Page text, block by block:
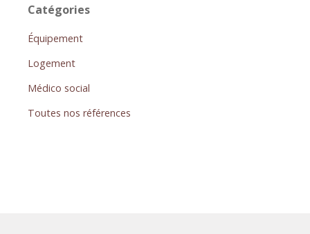
Catégories
Équipement
Logement
Médico social
Toutes nos références